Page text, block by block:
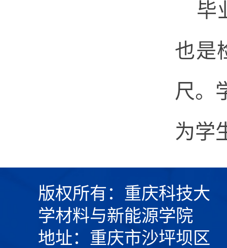
毕
也是
尺。
为学
版权所有：重庆科技大
学材料与新能源学院
地址：重庆市沙坪坝区